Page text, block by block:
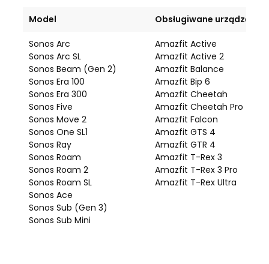
Model Obsługiwane urządzenie
Sonos Arc
Sonos Arc SL
Sonos Beam (Gen 2)
Sonos Era 100
Sonos Era 300
Sonos Five
Sonos Move 2
Sonos One SL1
Sonos Ray
Sonos Roam
Sonos Roam 2
Sonos Roam SL
Sonos Ace
Sonos Sub (Gen 3)
Sonos Sub Mini
Amazfit Active
Amazfit Active 2
Amazfit Balance
Amazfit Bip 6
Amazfit Cheetah
Amazfit Cheetah Pro
Amazfit Falcon
Amazfit GTS 4
Amazfit GTR 4
Amazfit T-Rex 3
Amazfit T-Rex 3 Pro
Amazfit T-Rex Ultra